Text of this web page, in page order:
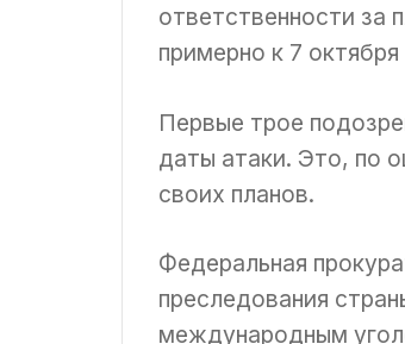
ответственности
примерно к 7
Первые трое
даты атаки. Это, по
своих планов.
Федеральная
преследования
международным